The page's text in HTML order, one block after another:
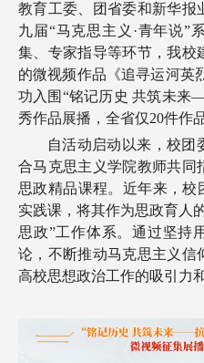
教育工委、团省委和新华报
九届“马克思主义·青年说”
集、专家指导等环节，我校
的微视频作品《追寻运河英
功入围“铭记历史 共筑未
秀作品展播，全省仅20件作
自活动启动以来，校团
合马克思主义学院教师共同
思政精品课程。近年来，校
实践课，将其作为思政育人
思政”工作体系。通过坚持
论，不断推动马克思主义信
高校思想政治工作的吸引力